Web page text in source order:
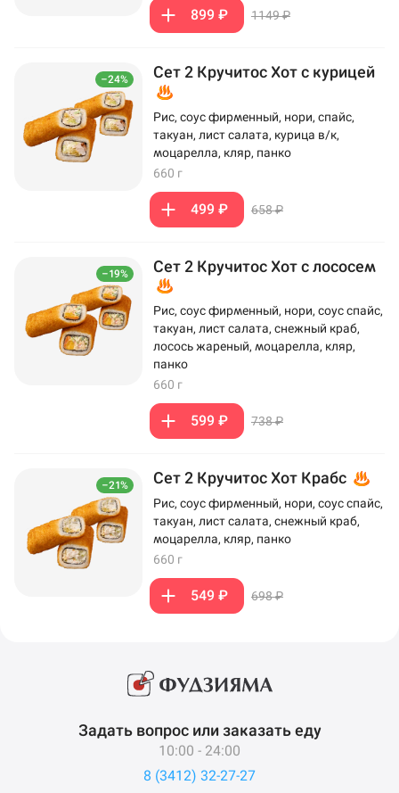
899 ₽ 1149 ₽
–24% Сет 2 Кручитос Хот с курицей
Рис, соус фирменный, нори, спайс,
такуан, лист салата, курица в/к,
моцарелла, кляр, панко
660 г
499 ₽ 658 ₽
–19% Сет 2 Кручитос Хот с лососем
Рис, соус фирменный, нори, соус спайс,
такуан, лист салата, снежный краб,
лосось жареный, моцарелла, кляр,
панко
660 г
599 ₽ 738 ₽
–21% Сет 2 Кручитос Хот Крабс
Рис, соус фирменный, нори, соус спайс,
такуан, лист салата, снежный краб,
моцарелла, кляр, панко
660 г
549 ₽ 698 ₽
Задать вопрос или заказать еду
10:00 - 24:00
8 (3412) 32-27-27